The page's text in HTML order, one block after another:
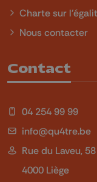
Charte sur
Nous contacter
Contact
04 254 99 99
info@qu4tre.be
Rue du Laveu, 58
4000 Liège